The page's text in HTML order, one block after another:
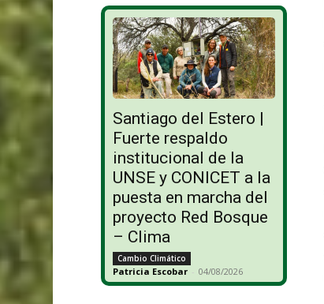
Santiago del Estero |
Fuerte respaldo
institucional de la
UNSE y CONICET a la
puesta en marcha del
proyecto Red Bosque
– Clima
Cambio Climático
Patricia Escobar - 04/08/2026